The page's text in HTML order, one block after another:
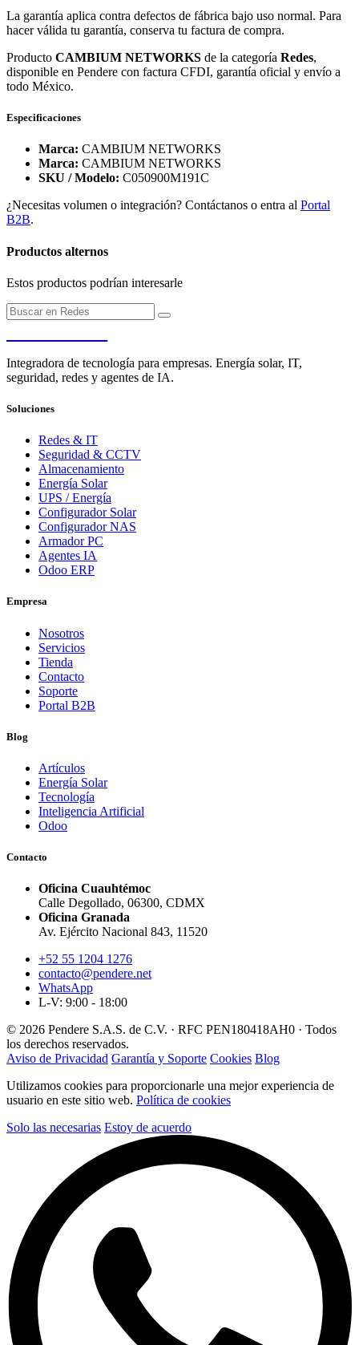
La garantía aplica contra defectos de fábrica bajo uso normal. Para
hacer válida tu garantía, conserva tu factura de compra.
Producto CAMBIUM NETWORKS de la categoría Redes,
disponible en Pendere con factura CFDI, garantía oficial y envío a
todo México.
Especificaciones
Marca: CAMBIUM NETWORKS
Marca: CAMBIUM NETWORKS
SKU / Modelo: C050900M191C
¿Necesitas volumen o integración? Contáctanos o entra al Portal
B2B.
Productos alternos
Estos productos podrían interesarle
Integradora de tecnología para empresas. Energía solar, IT,
seguridad, redes y agentes de IA.
Soluciones
Redes & IT
Seguridad & CCTV
Almacenamiento
Energía Solar
UPS / Energía
Configurador Solar
Configurador NAS
Armador PC
Agentes IA
Odoo ERP
Empresa
Nosotros
Servicios
Tienda
Contacto
Soporte
Portal B2B
Blog
Artículos
Energía Solar
Tecnología
Inteligencia Artificial
Odoo
Contacto
Oficina Cuauhtémoc
Calle Degollado, 06300, CDMX
Oficina Granada
Av. Ejército Nacional 843, 11520
+52 55 1204 1276
contacto@pendere.net
WhatsApp
L-V: 9:00 - 18:00
© 2026 Pendere S.A.S. de C.V. · RFC PEN180418AH0 · Todos
los derechos reservados.
Aviso de Privacidad Garantía y Soporte Cookies Blog
Utilizamos cookies para proporcionarle una mejor experiencia de
usuario en este sitio web. Política de cookies
Solo las necesarias Estoy de acuerdo